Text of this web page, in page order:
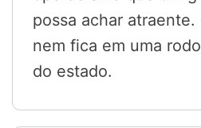
possa achar
nem fica em uma
do estado.